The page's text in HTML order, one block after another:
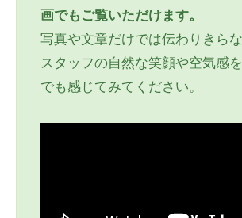
画でもご覧いただけます。
写真や文章だけでは伝わりきらな
スタッフの自然な笑顔や空気感
でも感じてみてください。